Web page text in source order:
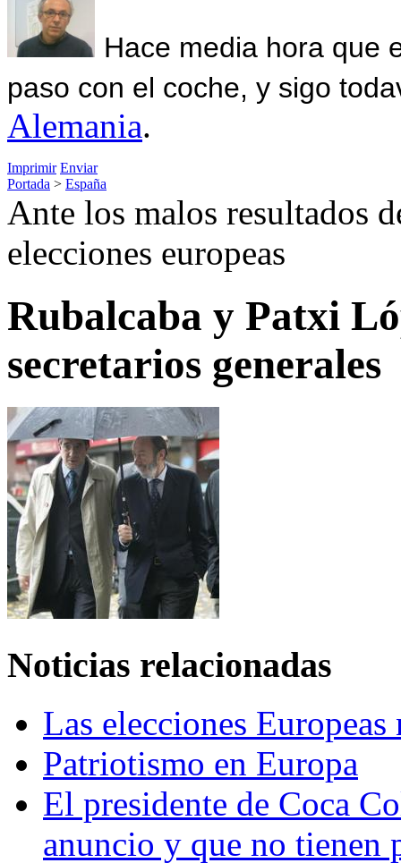
Hace media hora que
paso con el coche, y sigo
Alemania.
Imprimir Enviar
Portada > España
Ante los malos resultados
elecciones europeas
Rubalcaba y Patxi
secretarios generales
Noticias relacionadas
Las elecciones
Patriotismo en Europa
El presidente de Coca
anuncio y que no tienen